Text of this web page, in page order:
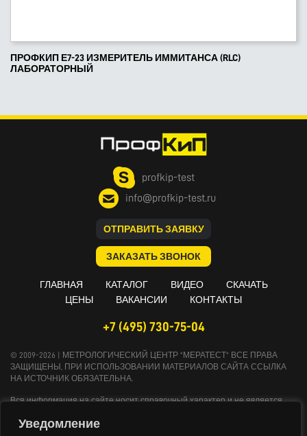
Уведомление
ПРОФКИП Е7-23 ИЗМЕРИТЕЛЬ ИММИТАНСА (RLC)
ЛАБОРАТОРНЫЙ
profkip-test
info@profkip-test.ru
ОТПРАВИТЬ ЗАЯВКУ
ЗАКАЗАТЬ ЗВОНОК
ГЛАВНАЯ КАТАЛОГ ВИДЕО
СКАЧАТЬ
ЦЕНЫ
ВАКАНСИИ КОНТАКТЫ
+7 (495) 730-75-04
© 2009-2026 | МЕТРОЛОГИЧЕСКИЙ ЦЕНТР "МЕРАТЕСТ" ВСЕ ПРАВА
ЗАЩИЩЕНЫ, ПРИ ИСПОЛЬЗОВАНИИ МАТЕРИАЛОВ САЙТА ССЫЛКА
НА ИСТОЧНИК ОБЯЗАТЕЛЬНА.
Вся информация на сайте носит справочный характер и не является
Гражданского кодекса Российской Федерации. Технические параметры и